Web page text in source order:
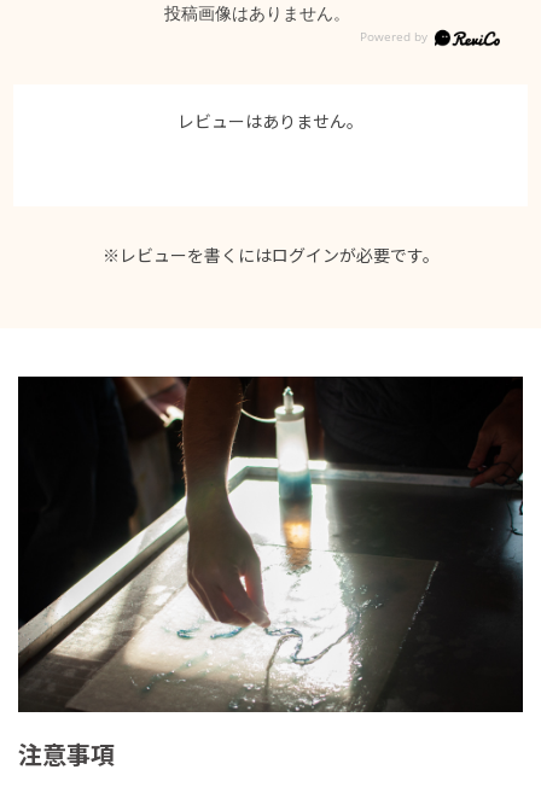
投稿画像はありません。
レビューはありません。
※レビューを書くにはログインが必要です。
注意事項